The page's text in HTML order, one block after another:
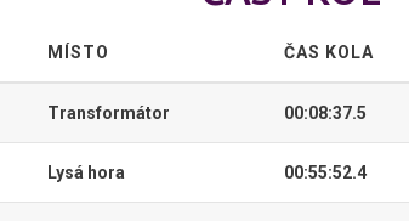
MÍSTO ČAS KOLA
Transformátor 00:08:37.5
Lysá hora 00:55:52.4